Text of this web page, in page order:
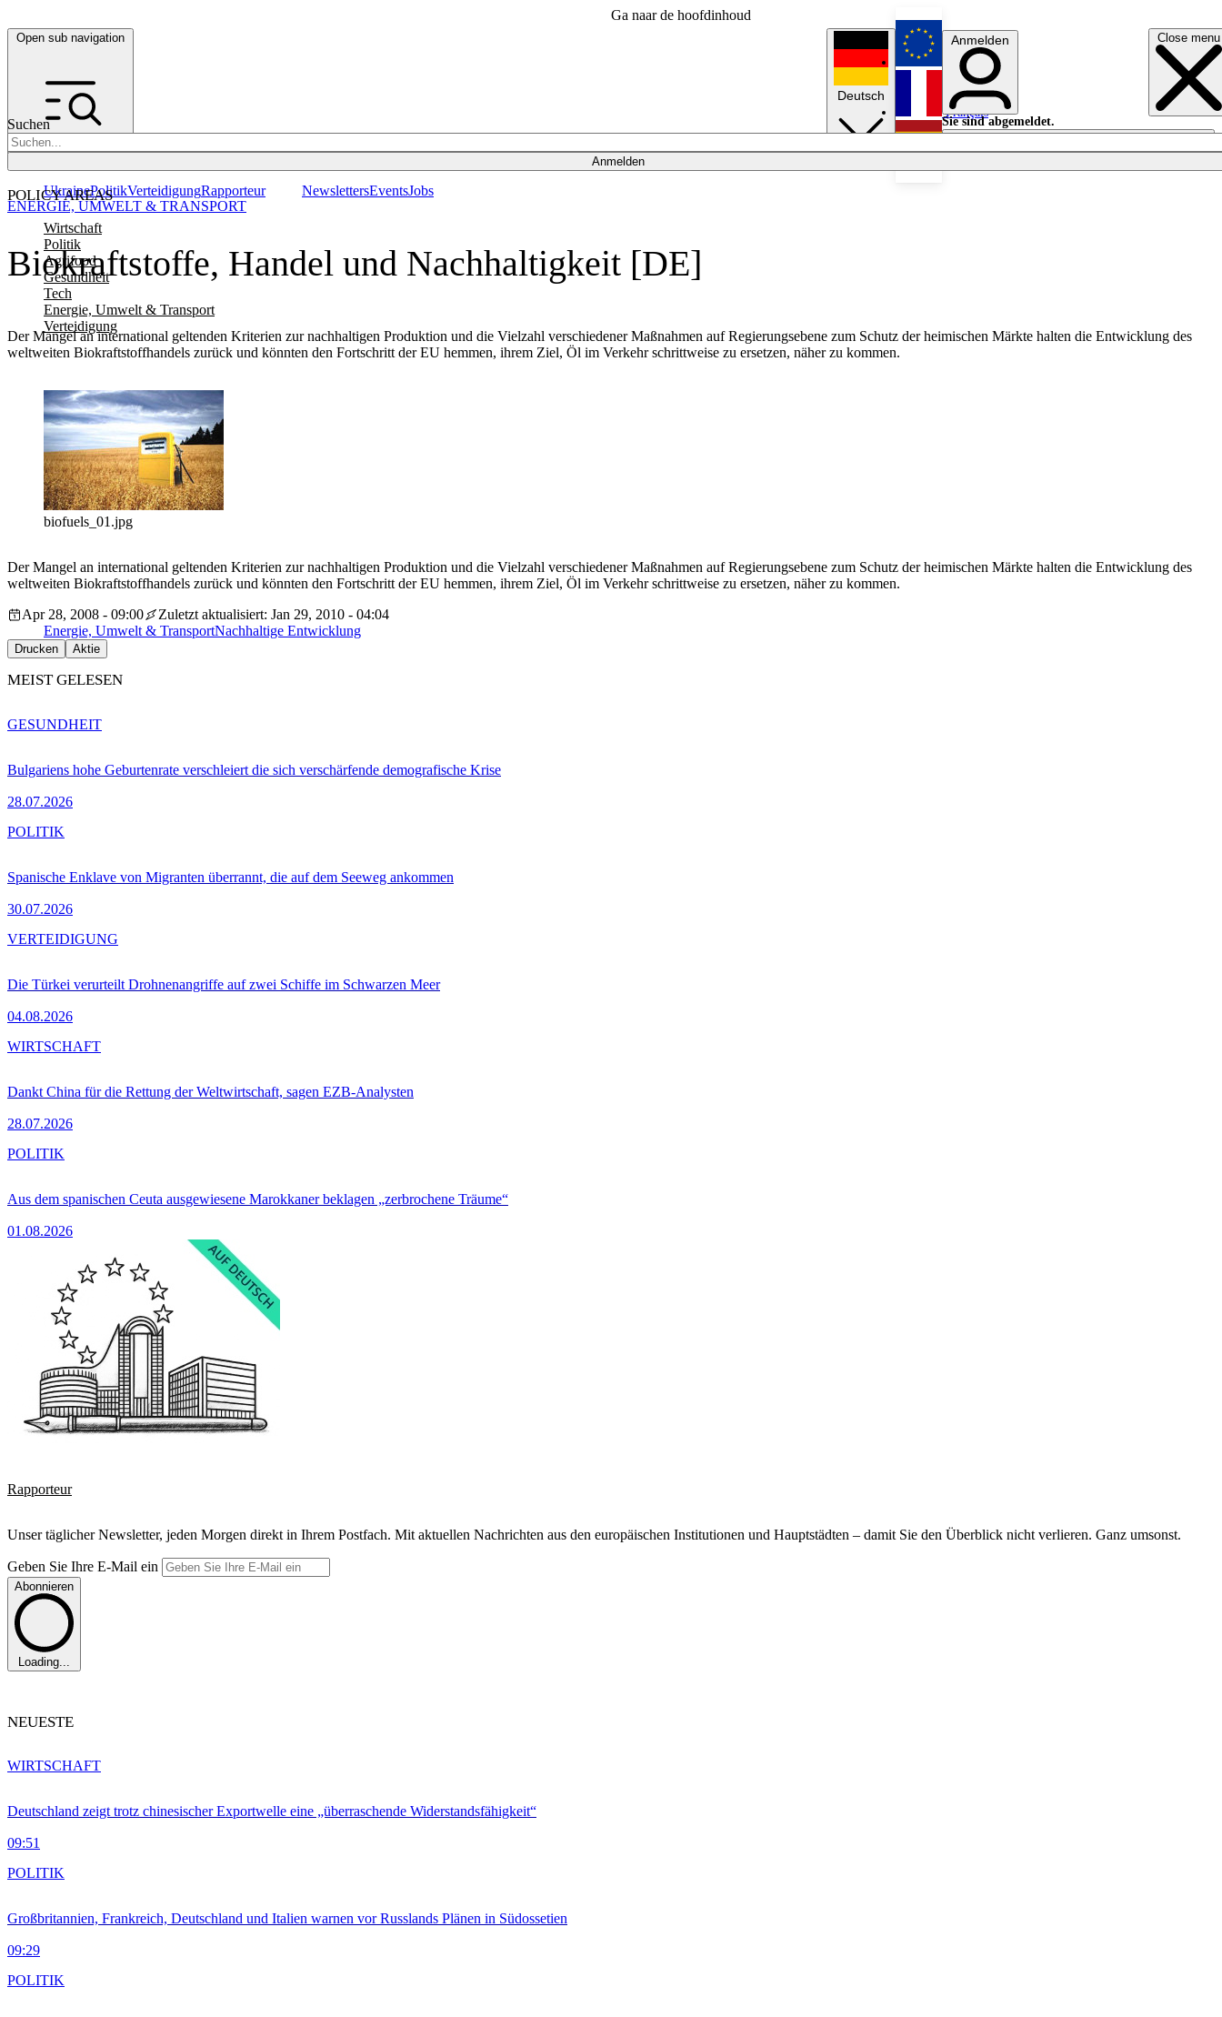
Ga naar de hoofdinhoud
Open sub navigation Close menu
Suchen
Anmelden
POLICY AREAS
Wirtschaft
Politik
Agrifood
Gesundheit
Tech
Energie, Umwelt & Transport
Verteidigung
UkrainePolitikVerteidigungRapporteur NewslettersEventsJobs
Deutsch
English
Français
Anmelden
Sie sind abgemeldet.
Anmelden
Licht aus
Biokraftstoffe, Handel und Nachhaltigkeit [DE]
Der Mangel an international geltenden Kriterien zur nachhaltigen Produktion und die Vielzahl verschiedener Maßnahmen auf Regierungsebene zum Schutz der heimischen Märkte halten die Entwicklung des
weltweiten Biokraftstoffhandels zurück und könnten den Fortschritt der EU hemmen, ihrem Ziel, Öl im Verkehr schrittweise zu ersetzen, näher zu kommen.
ENERGIE, UMWELT & TRANSPORT
biofuels_01.jpg
Der Mangel an international geltenden Kriterien zur nachhaltigen Produktion und die Vielzahl verschiedener Maßnahmen auf Regierungsebene zum Schutz der heimischen Märkte halten die Entwicklung des
weltweiten Biokraftstoffhandels zurück und könnten den Fortschritt der EU hemmen, ihrem Ziel, Öl im Verkehr schrittweise zu ersetzen, näher zu kommen.
Apr 28, 2008 - 09:00
Zuletzt aktualisiert: Jan 29, 2010 - 04:04
Energie, Umwelt & TransportNachhaltige Entwicklung
Drucken Aktie
MEIST GELESEN
Bulgariens hohe Geburtenrate verschleiert die sich verschärfende demografische Krise
28.07.2026
GESUNDHEIT
Spanische Enklave von Migranten überrannt, die auf dem Seeweg ankommen
30.07.2026
POLITIK
Die Türkei verurteilt Drohnenangriffe auf zwei Schiffe im Schwarzen Meer
04.08.2026
VERTEIDIGUNG
Dankt China für die Rettung der Weltwirtschaft, sagen EZB-Analysten
28.07.2026
WIRTSCHAFT
Aus dem spanischen Ceuta ausgewiesene Marokkaner beklagen „zerbrochene Träume“
01.08.2026
POLITIK
Rapporteur
Unser täglicher Newsletter, jeden Morgen direkt in Ihrem Postfach. Mit aktuellen Nachrichten aus den europäischen Institutionen und Hauptstädten – damit Sie den Überblick nicht verlieren. Ganz umsonst.
Geben Sie Ihre E-Mail ein
Abonnieren
Loading...
NEUESTE
Deutschland zeigt trotz chinesischer Exportwelle eine „überraschende Widerstandsfähigkeit“
09:51
WIRTSCHAFT
Großbritannien, Frankreich, Deutschland und Italien warnen vor Russlands Plänen in Südossetien
09:29
POLITIK
POLITIK